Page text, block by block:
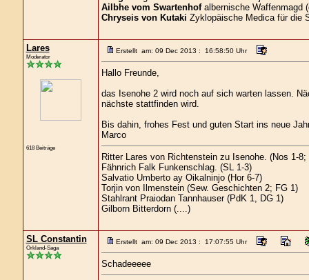
Ailbhe vom Swartenhofalbernische Waffenmagd
Chryseis von Kutaki Zyklopäische Medica für die
Lares
Moderator
618 Beiträge
Erstellt am: 09 Dec 2013 : 16:58:50 Uhr
Hallo Freunde,
das Isenohe 2 wird noch auf sich warten lassen.
nächste stattfinden wird.
Bis dahin, frohes Fest und guten Start ins neue
Marco
Ritter Lares von Richtenstein zu Isenohe. (Nos 1-
Fähnrich Falk Funkenschlag. (SL 1-3)
Salvatio Umberto ay Oikalninjo (Hor 6-7)
Torjin von Ilmenstein (Sew. Geschichten 2; FG 1)
Stahlrant Praiodan Tannhauser (PdK 1, DG 1)
Gilborn Bitterdorn (....)
SL Constantin
Orkland-Saga
Erstellt am: 09 Dec 2013 : 17:07:55 Uhr
Schadeeeee